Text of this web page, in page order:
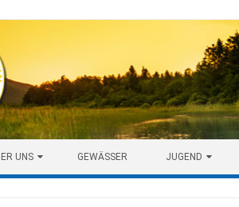
UNS GEWÄSSER JUGEND